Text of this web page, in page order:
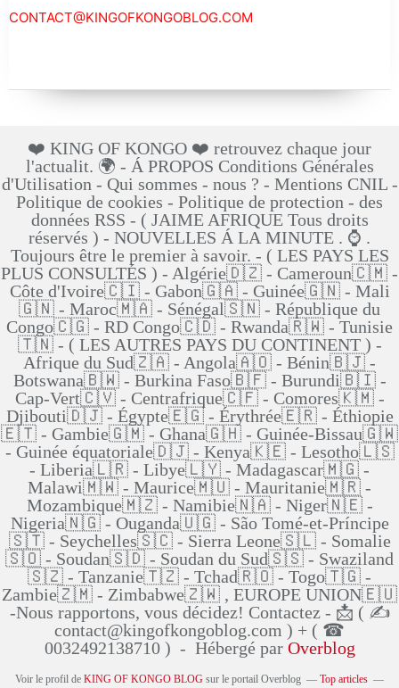
CONTACT@KINGOFKONGOBLOG.COM
❤️ KING OF KONGO ❤️ retrouvez chaque jour
l'actualit. 🌍 - Á PROPOS Conditions Générales
d'Utilisation - Qui sommes - nous ? - Mentions CNIL -
Politique de cookies - Politique de protection - des
données RSS - ( JAIME AFRIQUE Tous droits
réservés ) - NOUVELLES Á LA MINUTE . ⌚ .
Toujours être le premier à savoir. - ( LES PAYS LES
PLUS CONSULTÉS ) - Algérie🇩🇿 - Cameroun🇨🇲 -
Côte d'Ivoire🇨🇮 - Gabon🇬🇦 - Guinée🇬🇳 - Mali
🇬🇳 - Maroc🇲🇦 - Sénégal🇸🇳 - République du
Congo🇨🇬 - RD Congo🇨🇩 - Rwanda🇷🇼 - Tunisie
🇹🇳 - ( LES AUTRES PAYS DU CONTINENT ) -
Afrique du Sud🇿🇦 - Angola🇦🇴 - Bénin🇧🇯 -
Botswana🇧🇼 - Burkina Faso🇧🇫 - Burundi🇧🇮 -
Cap-Vert🇨🇻 - Centrafrique🇨🇫 - Comores🇰🇲 -
Djibouti🇩🇯 - Égypte🇪🇬 - Érythrée🇪🇷 - Éthiopie
🇪🇹 - Gambie🇬🇲 - Ghana🇬🇭 - Guinée-Bissau🇬🇼
- Guinée équatoriale🇩🇯 - Kenya🇰🇪 - Lesotho🇱🇸
- Liberia🇱🇷 - Libye🇱🇾 - Madagascar🇲🇬 -
Malawi🇲🇼 - Maurice🇲🇺 - Mauritanie🇲🇷 -
Mozambique🇲🇿 - Namibie🇳🇦 - Niger🇳🇪 -
Nigeria🇳🇬 - Ouganda🇺🇬 - São Tomé-et-Príncipe
🇸🇹 - Seychelles🇸🇨 - Sierra Leone🇸🇱 - Somalie
🇸🇴 - Soudan🇸🇩 - Soudan du Sud🇸🇸 - Swaziland
🇸🇿 - Tanzanie🇹🇿 - Tchad🇷🇴 - Togo🇹🇬 -
Zambie🇿🇲 - Zimbabwe🇿🇼 , EUROPE UNION🇪🇺
-Nous rapportons, vous décidez! Contactez - 📩 ( ✍
contact@kingofkongoblog.com ) + ( ☎
0032492138710 ) - Hébergé par Overblog
Voir le profil de KING OF KONGO BLOG sur le portail Overblog Top articles